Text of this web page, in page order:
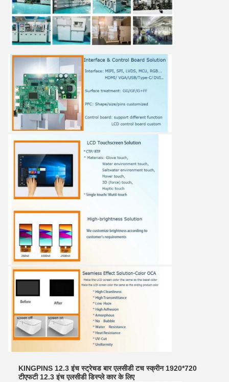
KINGPINS 12.3 इंच स्ट्रेचड बार एलसीडी टच स्क्रीन 1920*720
टीएफटी 12.3 इंच एलसीडी डिस्प्ले कार के लिए